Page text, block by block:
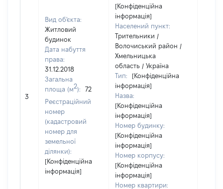
3
Вид об'єкта:
Житловий
будинок
Дата набуття
права:
31.12.2018
Загальна
площа (м2):
72
Реєстраційний
номер
(кадастровий
номер для
земельної
ділянки):
[Конфіденційна
інформація]
[Конфіденційна
інформація]
Населений пункт:
Трительники /
Волочиський район /
Хмельницька
область / Україна
Тип:
[Конфіденційна
інформація]
Назва:
[Конфіденційна
інформація]
Номер будинку:
[Конфіденційна
інформація]
Номер корпусу:
[Конфіденційна
інформація]
Номер квартири: